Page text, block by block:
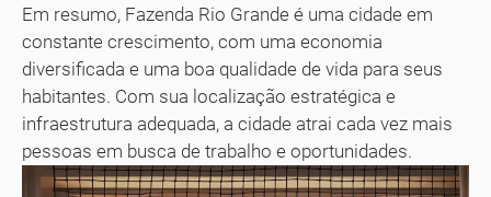
Em resumo, Fazenda Rio Grande é uma cidade em
constante crescimento, com uma economia
diversificada e uma boa qualidade de vida para seus
habitantes. Com sua localização estratégica e
infraestrutura adequada, a cidade atrai cada vez mais
pessoas em busca de trabalho e oportunidades.